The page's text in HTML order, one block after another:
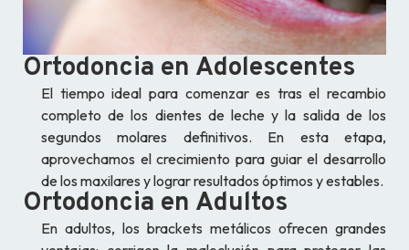
Ortodoncia en Adolescentes
El tiempo ideal para comenzar es tras el recambio
completo de los dientes de leche y la salida de los
segundos molares definitivos. En esta etapa,
aprovechamos el crecimiento para guiar el desarrollo
de los maxilares y lograr resultados óptimos y estables.
Ortodoncia en Adultos
En adultos, los brackets metálicos ofrecen grandes